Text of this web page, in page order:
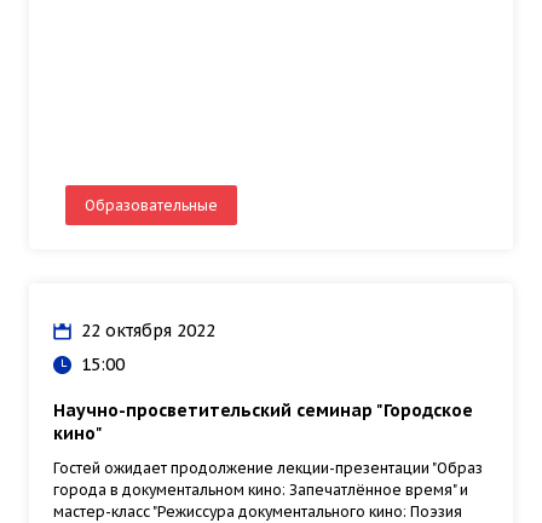
Образовательные
22 октября 2022
15:00
Научно-просветительский семинар "Городское
кино"
Гостей ожидает продолжение лекции-презентации "Образ
города в документальном кино: Запечатлённое время" и
мастер-класс "Режиссура документального кино: Поэзия